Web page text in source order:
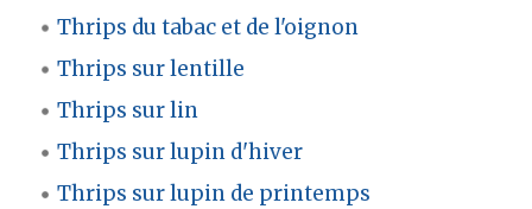
Thrips du tabac et de l'oignon
Thrips sur lentille
Thrips sur lin
Thrips sur lupin d'hiver
Thrips sur lupin de printemps